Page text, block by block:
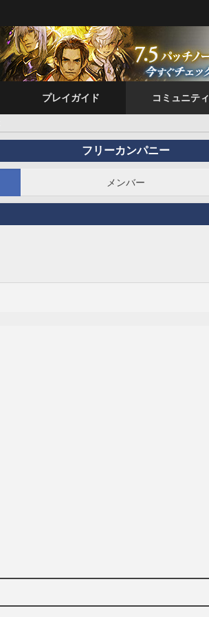
プレイガイド コミュニティ
フリーカンパニー
メンバー